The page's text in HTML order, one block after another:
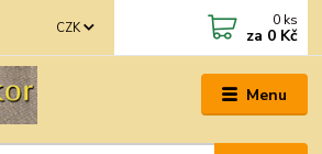
Menu
CZK 0 ks
za 0 Kč